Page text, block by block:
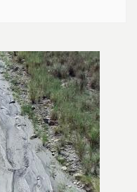
威脅，我們又該如何